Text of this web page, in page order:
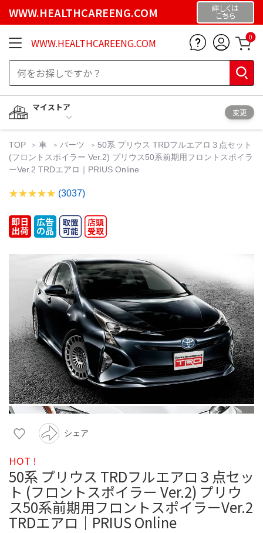
WWW.HEALTHCAREENG.COM 詳しくは
こちら
WWW.HEALTHCAREENG.COM 0
マイストア
変更
TOP 車 パーツ
50系 プリウス TRDフルエアロ３点セット
(フロントスポイラー Ver.2) プリウス50系前期用フロントスポイラ
ーVer.2 TRDエアロ｜PRIUS Online
(3037)
シェア
HOT !
50系 プリウス TRDフルエアロ３点セッ
ト (フロントスポイラー Ver.2) プリウ
ス50系前期用フロントスポイラーVer.2
TRDエアロ｜PRIUS Online